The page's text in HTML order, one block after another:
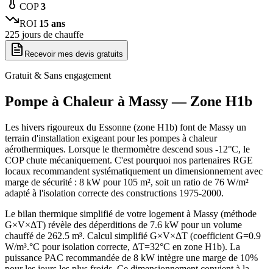
COP3
ROI 15 ans
225 jours de chauffe
Recevoir mes devis gratuits
Gratuit & Sans engagement
Pompe à Chaleur à Massy— Zone H1b
Les hivers rigoureux du Essonne (zone H1b) font de Massy un
terrain d'installation exigeant pour les pompes à chaleur
aérothermiques. Lorsque le thermomètre descend sous -12°C, le
COP chute mécaniquement. C'est pourquoi nos partenaires RGE
locaux recommandent systématiquement un dimensionnement avec
marge de sécurité : 8 kW pour 105 m², soit un ratio de 76 W/m²
adapté à l'isolation correcte des constructions 1975-2000.
Le bilan thermique simplifié de votre logement à Massy (méthode
G×V×ΔT) révèle des déperditions de 7.6 kW pour un volume
chauffé de 262.5 m³. Calcul simplifié G×V×ΔT (coefficient G=0.9
W/m³.°C pour isolation correcte, ΔT=32°C en zone H1b). La
puissance PAC recommandée de 8 kW intègre une marge de 10%